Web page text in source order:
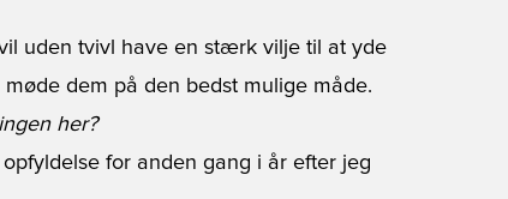
uden tvivl have en stærk vilje til at yde
dem på den bedst mulige måde.
her?
for anden gang i år efter jeg